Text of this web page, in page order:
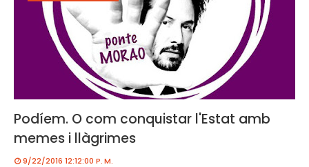
Podíem. O com conquistar l'Estat amb
memes i llàgrimes
9/22/2016 12:12:00 P. M.